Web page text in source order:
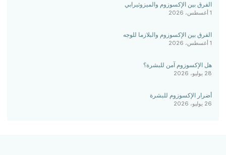
الفرق بين الإكسوزوم والميزوثيرابي
1 أغسطس، 2026
الفرق بين الإكسوزوم والبلازما للوجه
1 أغسطس، 2026
هل الإكسوزوم آمن للبشرة؟
28 يوليو، 2026
أضرار الإكسوزوم للبشرة
26 يوليو، 2026